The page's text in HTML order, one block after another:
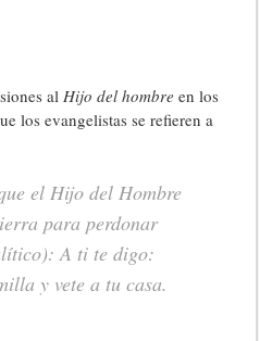
alHijo del hombre en los
los evangelistas se refieren a
el Hijo del Hombre
para perdonar
A ti te digo:
y vete a tu casa.